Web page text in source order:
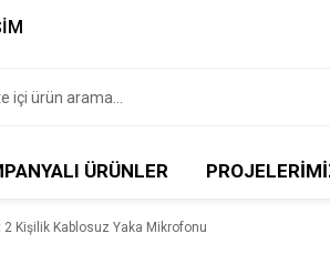
ÜRÜNLER
Kişilik Kablosuz Yaka Mikrofonu